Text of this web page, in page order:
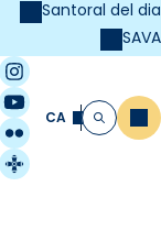
Santoral del dia
SAVA
Instagram
YouTube
Flickr
Estel
Catalunya
CA Cerca